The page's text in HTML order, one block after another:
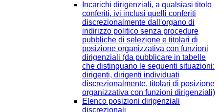
Incarichi dirigenziali, a qualsiasi titolo
conferiti, ivi inclusi quelli conferiti
discrezionalmente dall'organo di
indirizzo politico senza procedure
pubbliche di selezione e titolari di
posizione organizzativa con funzioni
dirigenziali (da pubblicare in tabelle
che distinguano le seguenti situazioni:
dirigenti, dirigenti individuati
discrezionalmente, titolari di posizione
organizzativa con funzioni dirigenziali)
Elenco posizioni dirigenziali
discrezionali